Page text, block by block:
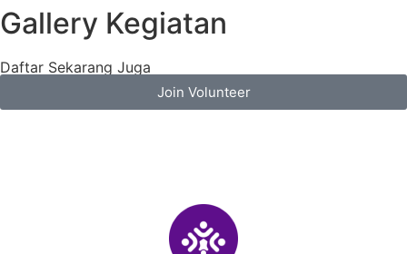
Gallery Kegiatan
Daftar Sekarang Juga
Join Volunteer